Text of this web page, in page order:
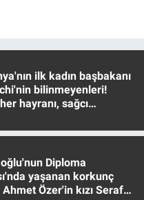
ilk kadın başbakanı
bilinmeyenleri!
hayranı, sağcı
Diploma
yaşanan korkunç
Ahmet Özer'in kızı Seraf